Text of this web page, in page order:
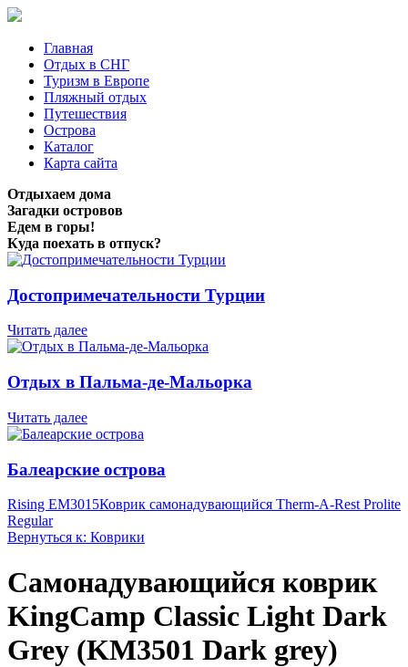
Главная
Отдых в СНГ
Туризм в Европе
Пляжный отдых
Путешествия
Острова
Каталог
Карта сайта
Отдыхаем дома
Загадки островов
Едем в горы!
Куда поехать в отпуск?
Достопримечательности Турции
Читать далее
Отдых в Пальма-де-Мальорка
Читать далее
Балеарские острова
Rising EM3015Коврик самонадувающийся Therm-A-Rest Prolite
Regular
Вернуться к: Коврики
Cамонадувающийся коврик
KingCamp Classic Light Dark
Grey (KM3501 Dark grey)